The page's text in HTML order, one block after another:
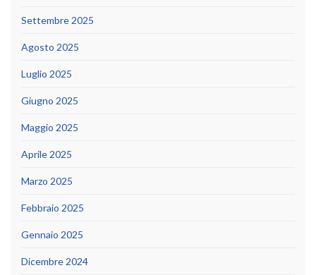
Settembre 2025
Agosto 2025
Luglio 2025
Giugno 2025
Maggio 2025
Aprile 2025
Marzo 2025
Febbraio 2025
Gennaio 2025
Dicembre 2024